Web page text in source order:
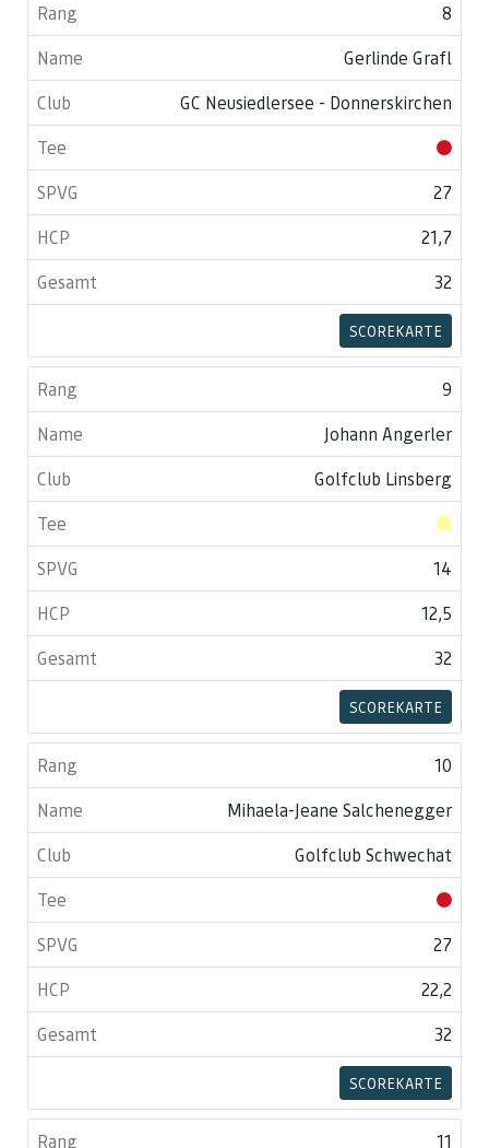
8
Gerlinde Grafl
GC Neusiedlersee - Donnerskirchen
27
21,7
32
SCOREKARTE
9
Johann Angerler
Golfclub Linsberg
14
12,5
32
SCOREKARTE
10
Mihaela-Jeane Salchenegger
Golfclub Schwechat
27
22,2
32
SCOREKARTE
11